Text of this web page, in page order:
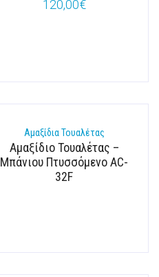
120,00€
Αμαξίδια Τουαλέτας
Αμαξίδιο Τουαλέτας –
Μπάνιου Πτυσσόμενο AC-
32F